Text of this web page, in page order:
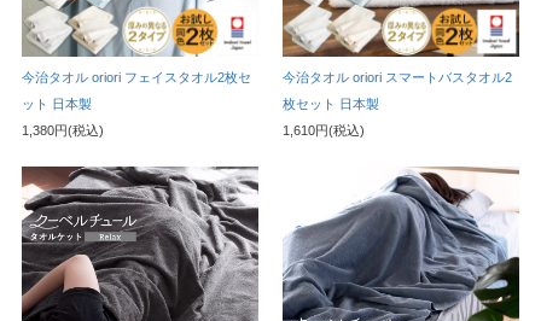
今治タオル oriori フェイスタオル2枚セ
ット 日本製
1,380円(税込)
今治タオル oriori スマートバスタオル2
枚セット 日本製
1,610円(税込)